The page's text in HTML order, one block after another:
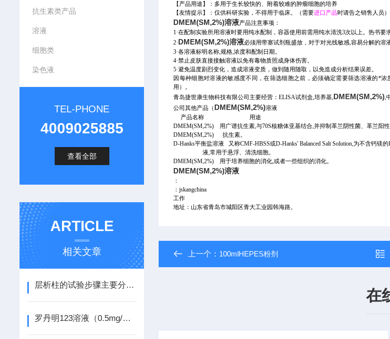
【产品用途】
： 多用于生长较快的、附着较难的肿瘤细胞的培养
【友情提示】：仅供科研实验，不得用于临床。 （需要进口产品时请告之销售人员）
DMEM(SM,2%)溶液产品注意事项：
1·在配制实验所用溶液时要用纯水配制，容器使用前需用纯水清洗3次以上。热书要
2·DMEM(SM,2%)溶液必须用带塞试剂瓶盛放，对于对光线敏感,容易分解的溶
3·各溶液标明名称,规格,浓度和配制日期。
4·禁止皮肤直接接触溶液以免有毒物质照成身体伤害。
5·避免温度剧烈变化，造成溶液变质，做到随用随取，以免造成分析结果误差。
因每种细胞对溶液的敏感度不同，在筛选细胞之前，必须确定需要筛选溶液的*
用）。
青岛捷世康生物科技有限公司主要经营：ELISA试剂盒,培养基,DMEM(SM,2%),
公司其他产品（ DMEM(SM,2%)溶液
产品名称 用途
DMEM(SM,2%) 用广谱抗生素,与70S核糖体亚基结合,并抑制革兰阴性菌、革兰阳性
DMEM(SM,2%) 抗生素。
D-Hanks平衡盐溶液 又称CMF-HBSS或D-Hanks' Balanced Salt Solution,为不含钙镁
液,常用于悬浮、清洗细胞。
DMEM(SM,2%) 用于培养细胞的消化,或者一些组织的消化。
DMEM(SM,2%)溶液
：
：jskangchina
工作
地址：山东省青岛市城阳区青大工业园韩海路。
上一个： 100mlHEPES粉剂
在
抗生素类产品
溶液
细胞类
染色液
TEL-PHONE
4009025885
查看全部
ARTICLE
相关文章
层析柱的试验步骤主要分为五步
罗丹明123溶液（0.5mg/ml）说明书